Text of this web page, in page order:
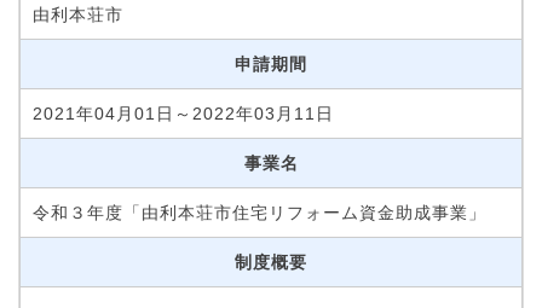
由利本荘市
申請期間
2021年04月01日～2022年03月11日
事業名
令和３年度「由利本荘市住宅リフォーム資金助成事業」
制度概要